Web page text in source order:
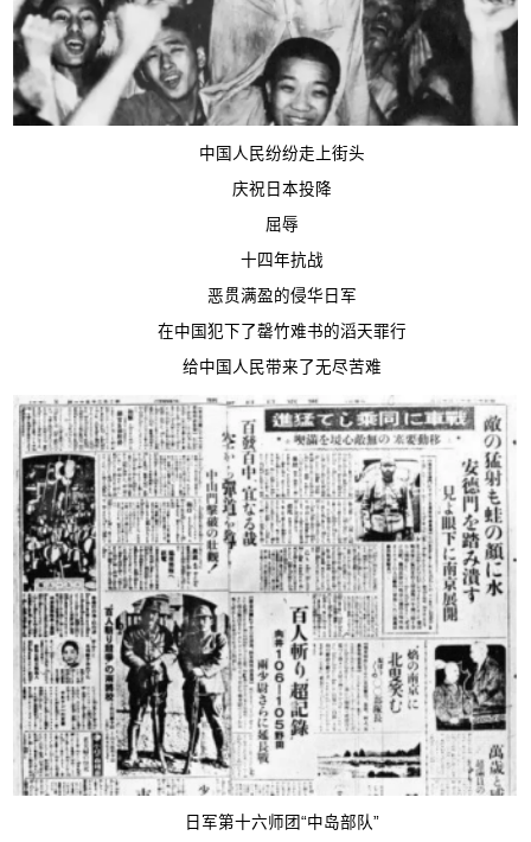
中国人民纷纷走上街头
庆祝日本投降
屈辱
十四年抗战
恶贯满盈的侵华日军
在中国犯下了罄竹难书的滔天罪行
给中国人民带来了无尽苦难
日军第十六师团“中岛部队”